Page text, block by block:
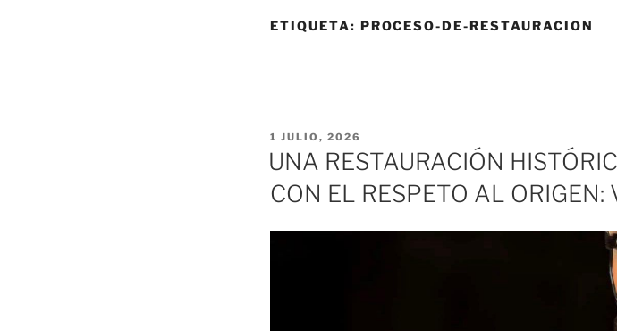
ETIQUETA: PROCESO-DE-RESTAURACION
PUBLICADO
EL
1 JULIO, 2026
UNA RESTAURACIÓN
CON EL RESPETO AL